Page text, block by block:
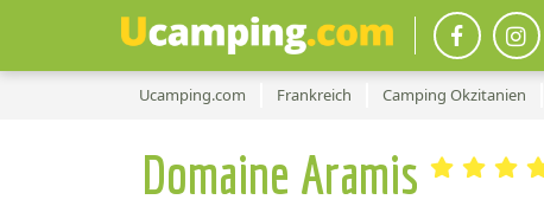
Ucamping.com Frankreich Camping Okzitanien
Domaine Aramis